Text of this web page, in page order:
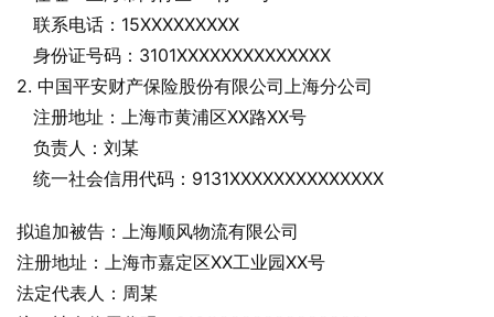
   联系电话：15XXXXXXXXX
   身份证号码：3101XXXXXXXXXXXXXX
2. 中国平安财产保险股份有限公司上海分公司
   注册地址：上海市黄浦区XX路XX号
   负责人：刘某
   统一社会信用代码：9131XXXXXXXXXXXXXX
拟追加被告：上海顺风物流有限公司
注册地址：上海市嘉定区XX工业园XX号
法定代表人：周某